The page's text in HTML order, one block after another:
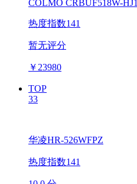
COLMO CRBUF518W-HJ1
热度指数141
暂无评分
￥ 23980
TOP
33
华凌HR-526WFPZ
热度指数141